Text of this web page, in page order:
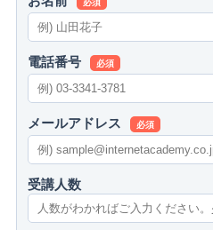
電話番号 必須
メールアドレス 必須
受講人数